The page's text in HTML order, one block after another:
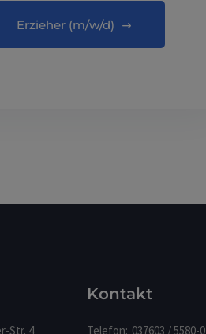
Erzieher (m/w/d)
Str. 4
Kontakt
Telefon: 037603 / 5580-0